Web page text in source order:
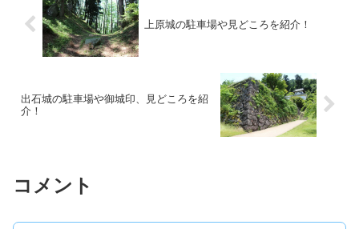
上原城の駐車場や見どころを紹介！
出石城の駐車場や御城印、見どころを紹
介！
コメント